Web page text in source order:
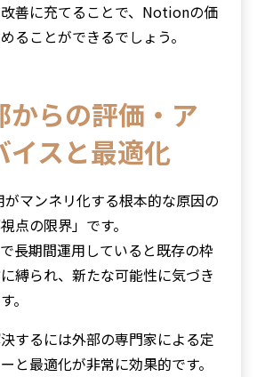
善に充てることで、Notionの価
ることができるでしょう。
からの評価・ア
イスと最適化
マンネリ化する根本的な原因の
点の限界」です。
長期間運用していると既存の枠
縛られ、新たな可能性に気づき
。
するには外部の専門家による定
と最適化が非常に効果的です。